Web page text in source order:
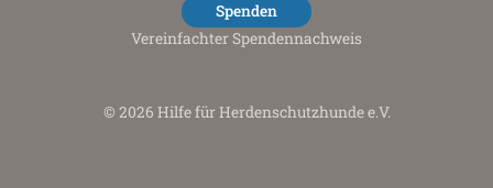
Spenden
Vereinfachter Spendennachweis
© 2026 Hilfe für Herdenschutzhunde e.V.